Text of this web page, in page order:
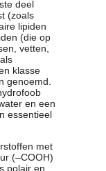
deel
(zoals
lipiden
(die op
vetten,
klasse
genoemd.
en een
essentieel
met
(–COOH)
polair en